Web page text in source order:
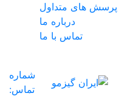
پرسش های متداول
درباره ما
تماس با ما
شماره
تماس: